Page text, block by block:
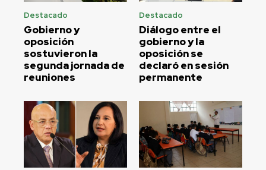
Destacado
Gobierno y
oposición
sostuvieron la
segunda jornada de
reuniones
Destacado
Diálogo entre el
gobierno y la
oposición se
declaró en sesión
permanente